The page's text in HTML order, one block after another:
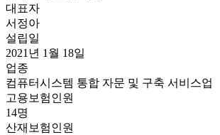
대표자
서정아
설립일
2021년 1월 18일
업종
컴퓨터시스템 통합 자문 및 구축 서비스업
고용보험인원
14명
산재보험인원